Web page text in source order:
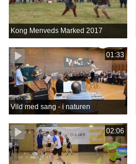
Kong Menveds Marked 2017
01:33
Vild med sang - i naturen
02:06